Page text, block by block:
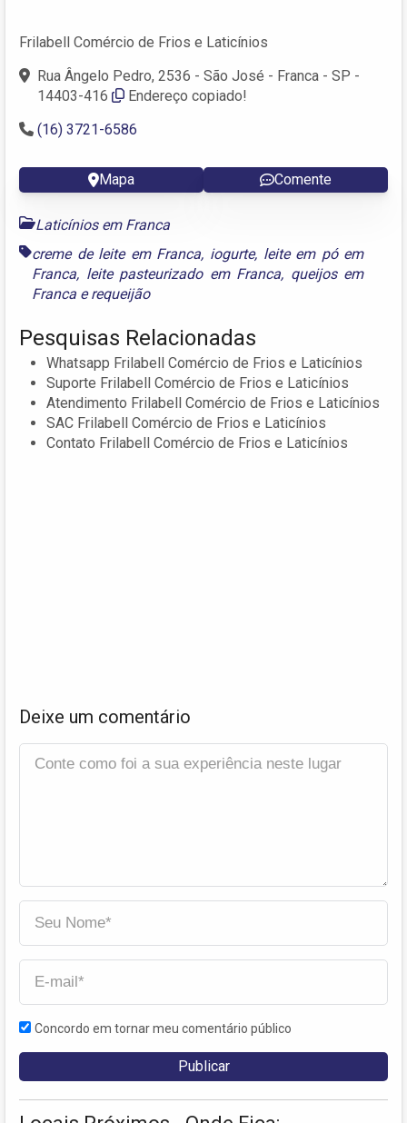
Frilabell Comércio de Frios e Laticínios
Rua Ângelo Pedro, 2536 - São José - Franca - SP -
14403-416
Endereço copiado!
(16) 3721-6586
Mapa Comente
Laticínios em Franca
creme de leite em Franca, iogurte, leite em pó em
Franca, leite pasteurizado em Franca, queijos em
Franca erequeijão
Pesquisas Relacionadas
Whatsapp Frilabell Comércio de Frios e Laticínios
Suporte Frilabell Comércio de Frios e Laticínios
Atendimento Frilabell Comércio de Frios e Laticínios
SAC Frilabell Comércio de Frios e Laticínios
Contato Frilabell Comércio de Frios e Laticínios
Deixe um comentário
Concordo em tornar meu comentário público